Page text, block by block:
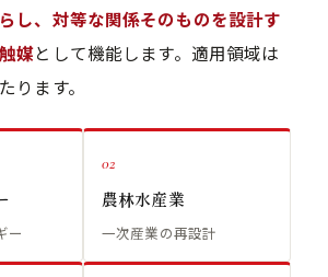
し、対等な関係そのものを設計す
媒として機能します。適用領域は
ります。
ー
02
農林水産業
一次産業の再設計